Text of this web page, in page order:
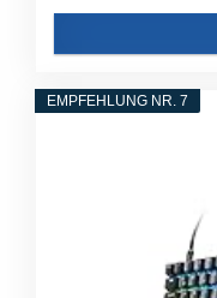
EMPFEHLUNG NR. 7